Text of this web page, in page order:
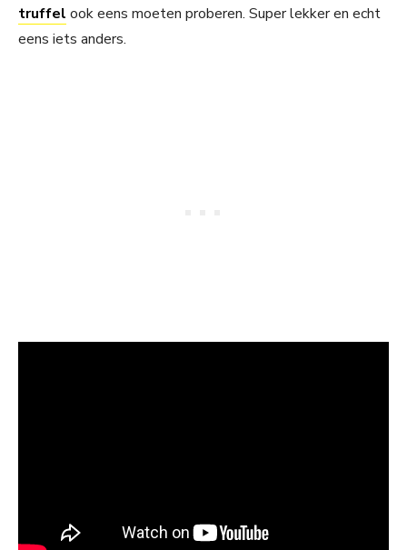
truffel ook eens moeten proberen. Super lekker en echt
eens iets anders.